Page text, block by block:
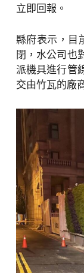
立即回報。
縣府表示，目
閉，水公司也
派機具進行管
交由竹瓦的廠